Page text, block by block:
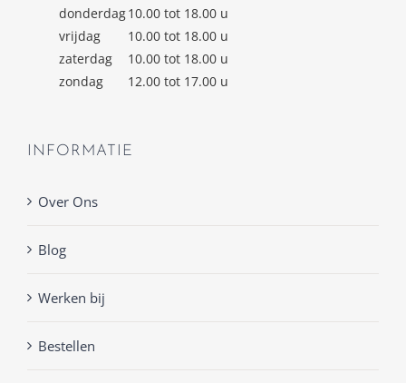
donderdag10.00 tot 18.00 u
vrijdag
10.00 tot 18.00 u
zaterdag
10.00 tot 18.00 u
zondag
12.00 tot 17.00 u
INFORMATIE
Over Ons
Blog
Werken bij
Bestellen